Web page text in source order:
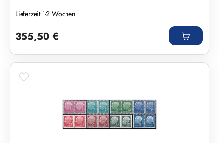
Lieferzeit 1-2 Wochen
355,50 €